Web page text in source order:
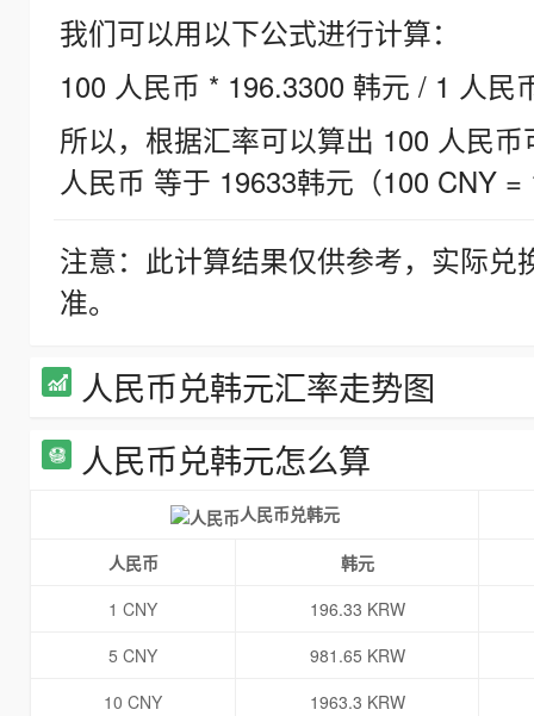
我们可以用以下公式进行计算：
100 人民币 * 196.3300 韩元 / 1 人民
所以，根据汇率可以算出 100 人民
人民币 等于 19633韩元（100 CNY =
注意：此计算结果仅供参考，实际
准。
人民币兑韩元汇率走势图
人民币兑韩元怎么算
人民币兑韩元
人民币
韩元
1 CNY
196.33 KRW
5 CNY
981.65 KRW
10 CNY
1963.3 KRW